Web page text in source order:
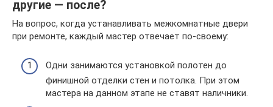
другие — после?
На вопрос, когда устанавливать межкомнатные двери
при ремонте, каждый мастер отвечает по-своему:
Одни занимаются установкой полотен до
финишной отделки стен и потолка. При этом
мастера на данном этапе не ставят наличники.